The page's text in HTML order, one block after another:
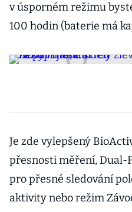
v úsporném režimu
100 hodin (baterie má
Je zde vylepšený
přesnosti měření, Dual-
pro přesné sledování
aktivity nebo režim